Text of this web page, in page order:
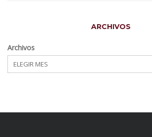
ARCHIVOS
Archivos